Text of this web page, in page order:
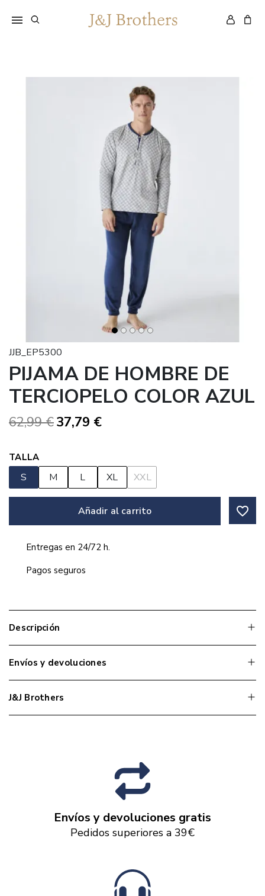
JJB_EP5300
PIJAMA DE HOMBRE DE
TERCIOPELO COLOR AZUL
62,99 €37,79 €
TALLA
S M L XL XXL
Añadir al carrito favorite_border
Entregas en 24/72 h.
Pagos seguros
Descripción
Envíos y devoluciones
J&J Brothers
Envíos y devoluciones gratis
Pedidos superiores a 39€